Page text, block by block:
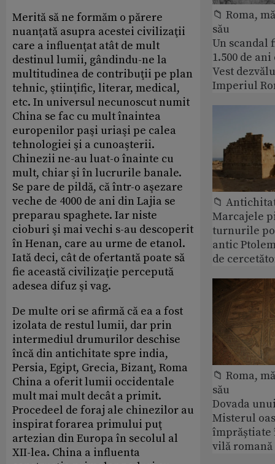
Merită să ne formăm o părere
nuanţată asupra acestei civilizaţii
care a influenţat atât de mult
destinul lumii, gândindu-ne la
multitudinea de contribuţii pe plan
tehnic, ştiinţific, literar, medical,
etc. In universul necunoscut numit
China se fac cu mult înaintea
europenilor paşi uriaşi pe calea
tehnologiei şi a cunoaşterii.
Chinezii ne-au luat-o înainte cu
mult, chiar şi în lucrurile banale.
Se pare de pildă, că într-o aşezare
veche de 4000 de ani din Lajia se
preparau spaghete. Iar niste
cioburi şi mai vechi s-au descoperit
în Henan, care au urme de etanol.
Iată deci, cât de ofertantă poate să
fie această civilizaţie percepută
adesea difuz şi vag.
De multe ori se afirmă că ea a fost
izolata de restul lumii, dar prin
intermediul drumurilor deschise
încă din antichitate spre india,
Persia, Egipt, Grecia, Bizanţ, Roma
China a oferit lumii occidentale
mult mai mult decât a primit.
Procedeel de foraj ale chinezilor au
inspirat forarea primului puţ
artezian din Europa în secolul al
XII-lea. China a influenta
📁 Roma,
său
Un scandal
1.500 de
Vest
Imperiul
📁
Marcajele
turnurile
antic
de
📁 Roma,
său
Dovada
Misterul
împrăștiate
vilă romană